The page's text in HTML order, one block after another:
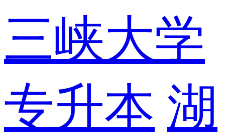
三峡大学
专升本 湖